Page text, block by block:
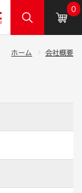
0
ホーム 会社概要